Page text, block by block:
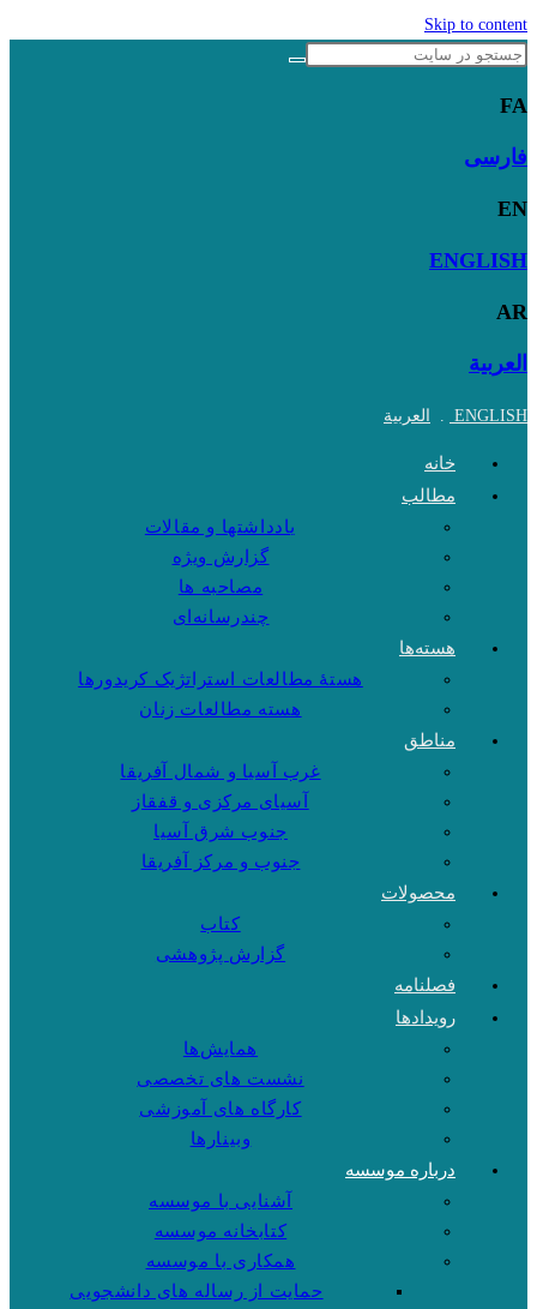
Skip to content
FA
فارسی
EN
ENGLISH
AR
العربية
ENGLISH
. العربية
خانه
مطالب
یادداشتها و مقالات
گزارش ویژه
مصاحبه ها
چندرسانه‌ای
هسته‌ها
هستهٔ مطالعات استراتژیک کریدورها
هسته مطالعات زنان
مناطق
غرب آسیا و شمال آفریقا
آسیای مرکزی و قفقاز
جنوب شرق آسیا
جنوب و مرکز آفریقا
محصولات
کتاب
گزارش پژوهشی
فصلنامه
رویدادها
همایش‌ها
نشست های تخصصی
کارگاه های آموزشی
وبینارها
درباره موسسه
آشنایی با موسسه
کتابخانه موسسه
همکاری با موسسه
حمایت از رساله های دانشجویی